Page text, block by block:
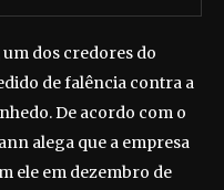
dos credores do
de falência contra a
De acordo com o
alega que a empresa
ele em dezembro de